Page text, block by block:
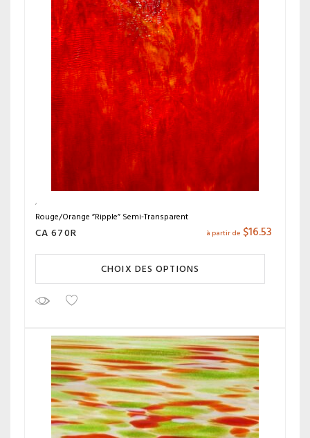
Rouge/Orange ”Ripple” Semi-Transparent
CA 670R à partir de $16.53
CHOIX DES OPTIONS